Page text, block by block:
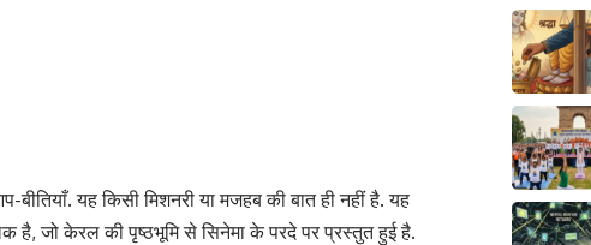
बीतियाँ. यह किसी मिशनरी या मजहब की बात ही नहीं है. यह
है, जो केरल की पृष्ठभूमि से सिनेमा के परदे पर प्रस्तुत हुई है.